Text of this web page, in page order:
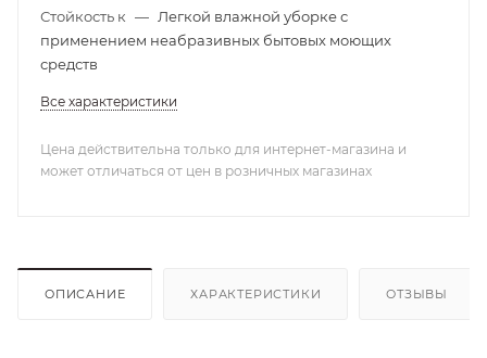
Стойкость к — Легкой влажной уборке с
применением неабразивных бытовых моющих
средств
Все характеристики
Цена действительна только для интернет-магазина и
может отличаться от цен в розничных магазинах
ОПИСАНИЕ ХАРАКТЕРИСТИКИ ОТЗЫВЫ